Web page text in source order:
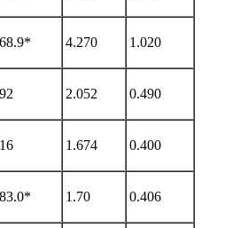
4.270 1.020
2.052 0.490
1.674 0.400
1.70 0.406